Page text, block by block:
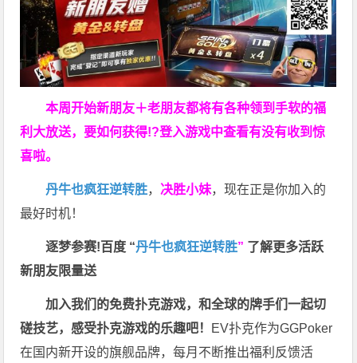
本周开始新朋友＋老朋友都将有各种领到手软的福
利大放送，要如何获得!?登入游戏中查看有没有收到惊
喜啦。
丹牛也疯狂逆转胜， 决胜小妹，现在正是你加入的
最好时机！
逐梦参赛!百度 “丹牛也疯狂逆转胜” 了解更多活跃
新朋友限量送
加入我们的免费扑克游戏，和全球的牌手们一起切
磋技艺，感受扑克游戏的乐趣吧！ EV扑克作为GGPoker
在国内新开设的旗舰品牌，每月不断推出福利反馈活